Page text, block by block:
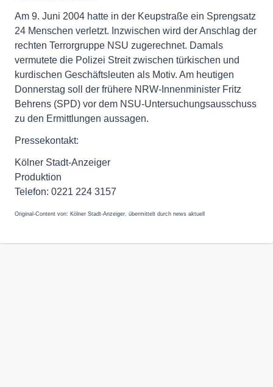
Am 9. Juni 2004 hatte in der Keupstraße ein Sprengsatz
24 Menschen verletzt. Inzwischen wird der Anschlag der
rechten Terrorgruppe NSU zugerechnet. Damals
vermutete die Polizei Streit zwischen türkischen und
kurdischen Geschäftsleuten als Motiv. Am heutigen
Donnerstag soll der frühere NRW-Innenminister Fritz
Behrens (SPD) vor dem NSU-Untersuchungsausschuss
zu den Ermittlungen aussagen.
Pressekontakt:
Kölner Stadt-Anzeiger
Produktion
Telefon: 0221 224 3157
Original-Content von: Kölner Stadt-Anzeiger, übermittelt durch news aktuell